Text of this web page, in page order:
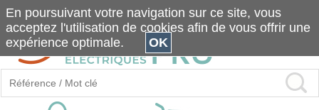
En poursuivant votre navigation sur ce site, vous
acceptez l'utilisation de cookies afin de vous offrir une
expérience optimale.
OK